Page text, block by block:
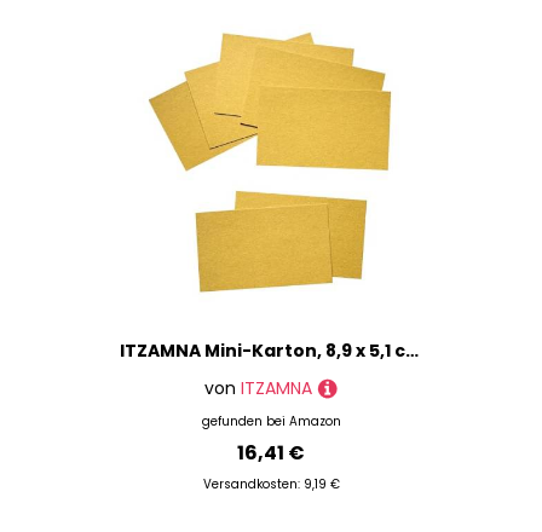
ITZAMNA Mini-Karton, 8,9 x 5,1 cm, 230 g/m², für Bastelarbeiten, Scrapbooking, Etiketten, Zeichnen, Notizkarten, 100 Stück, Dunkelgelb
von ITZAMNA
gefunden bei Amazon
16,41 €
Versandkosten: 9,19 €